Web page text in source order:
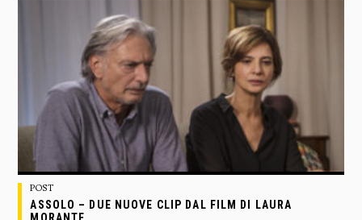
POST
ASSOLO – DUE NUOVE CLIP DAL FILM DI LAURA